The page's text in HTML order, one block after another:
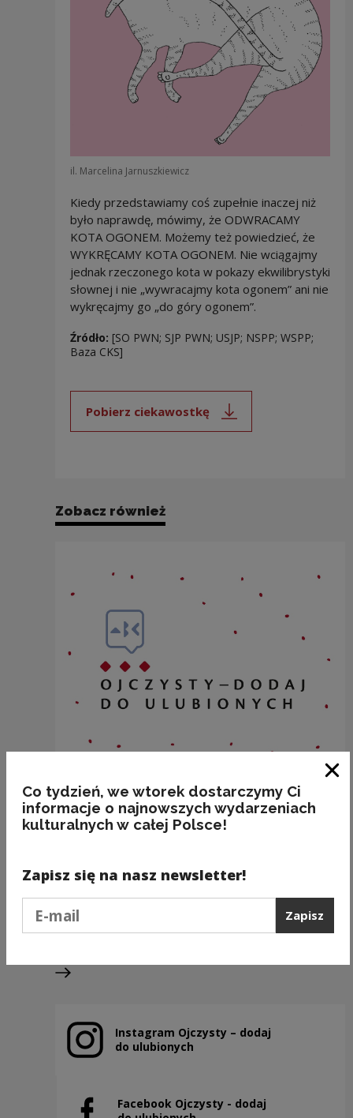
il. Marcelina Jarnuszkiewicz
Kiedy przedstawiamy coś zupełnie inaczej niż
było naprawdę, mówimy, że ODWRACAMY
KOTA OGONEM. Możemy też powiedzieć, że
WYKRĘCAMY KOTA OGONEM. Nie wciągajmy
jednak rzeczonego kota w pokazy ekwilibrystyki
słownej i nie „wywracajmy kota ogonem” ani nie
wykręcajmy go „do góry ogonem”.
Źródło: [SO PWN; SJP PWN; USJP; NSPP; WSPP;
Baza CKS]
Pobierz ciekawostkę
Uwaga, link zostanie otwarty
Zobacz również
Kategorie:semantyka, stylistyka, poprawność
Poprzedni slajd
Następny slajd
Instagram Ojczysty – dodaj
do ulubionych
Uwaga, link zostanie otwarty w nowym oknie
Facebook Ojczysty - dodaj
Co tydzień, we wtorek dostarczymy Ci
informacje o najnowszych wydarzeniach
kulturalnych w całej Polsce!
Zapisz się na nasz newsletter!
Zapisz